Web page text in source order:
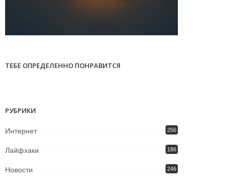
ТЕБЕ ОПРЕДЕЛЕННО ПОНРАВИТСЯ
РУБРИКИ
Интернет 256
Лайфхаки 186
Новости 246